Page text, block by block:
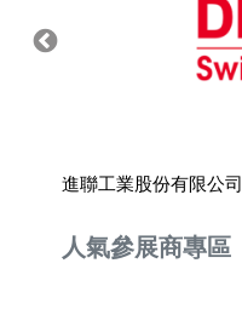
進聯工業股份有限公司
人氣參展商專區